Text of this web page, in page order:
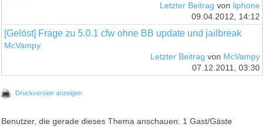
Letzter Beitrag von liphone
09.04.2012, 14:12
[Gelöst] Frage zu 5.0.1 cfw ohne BB update und jailbreak
McVampy
Letzter Beitrag von McVampy
07.12.2011, 03:30
Druckversion anzeigen
Benutzer, die gerade dieses Thema anschauen: 1 Gast/Gäste